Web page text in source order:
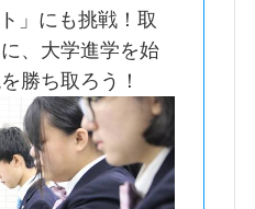
」にも挑戦！取
、大学進学を始
勝ち取ろう！